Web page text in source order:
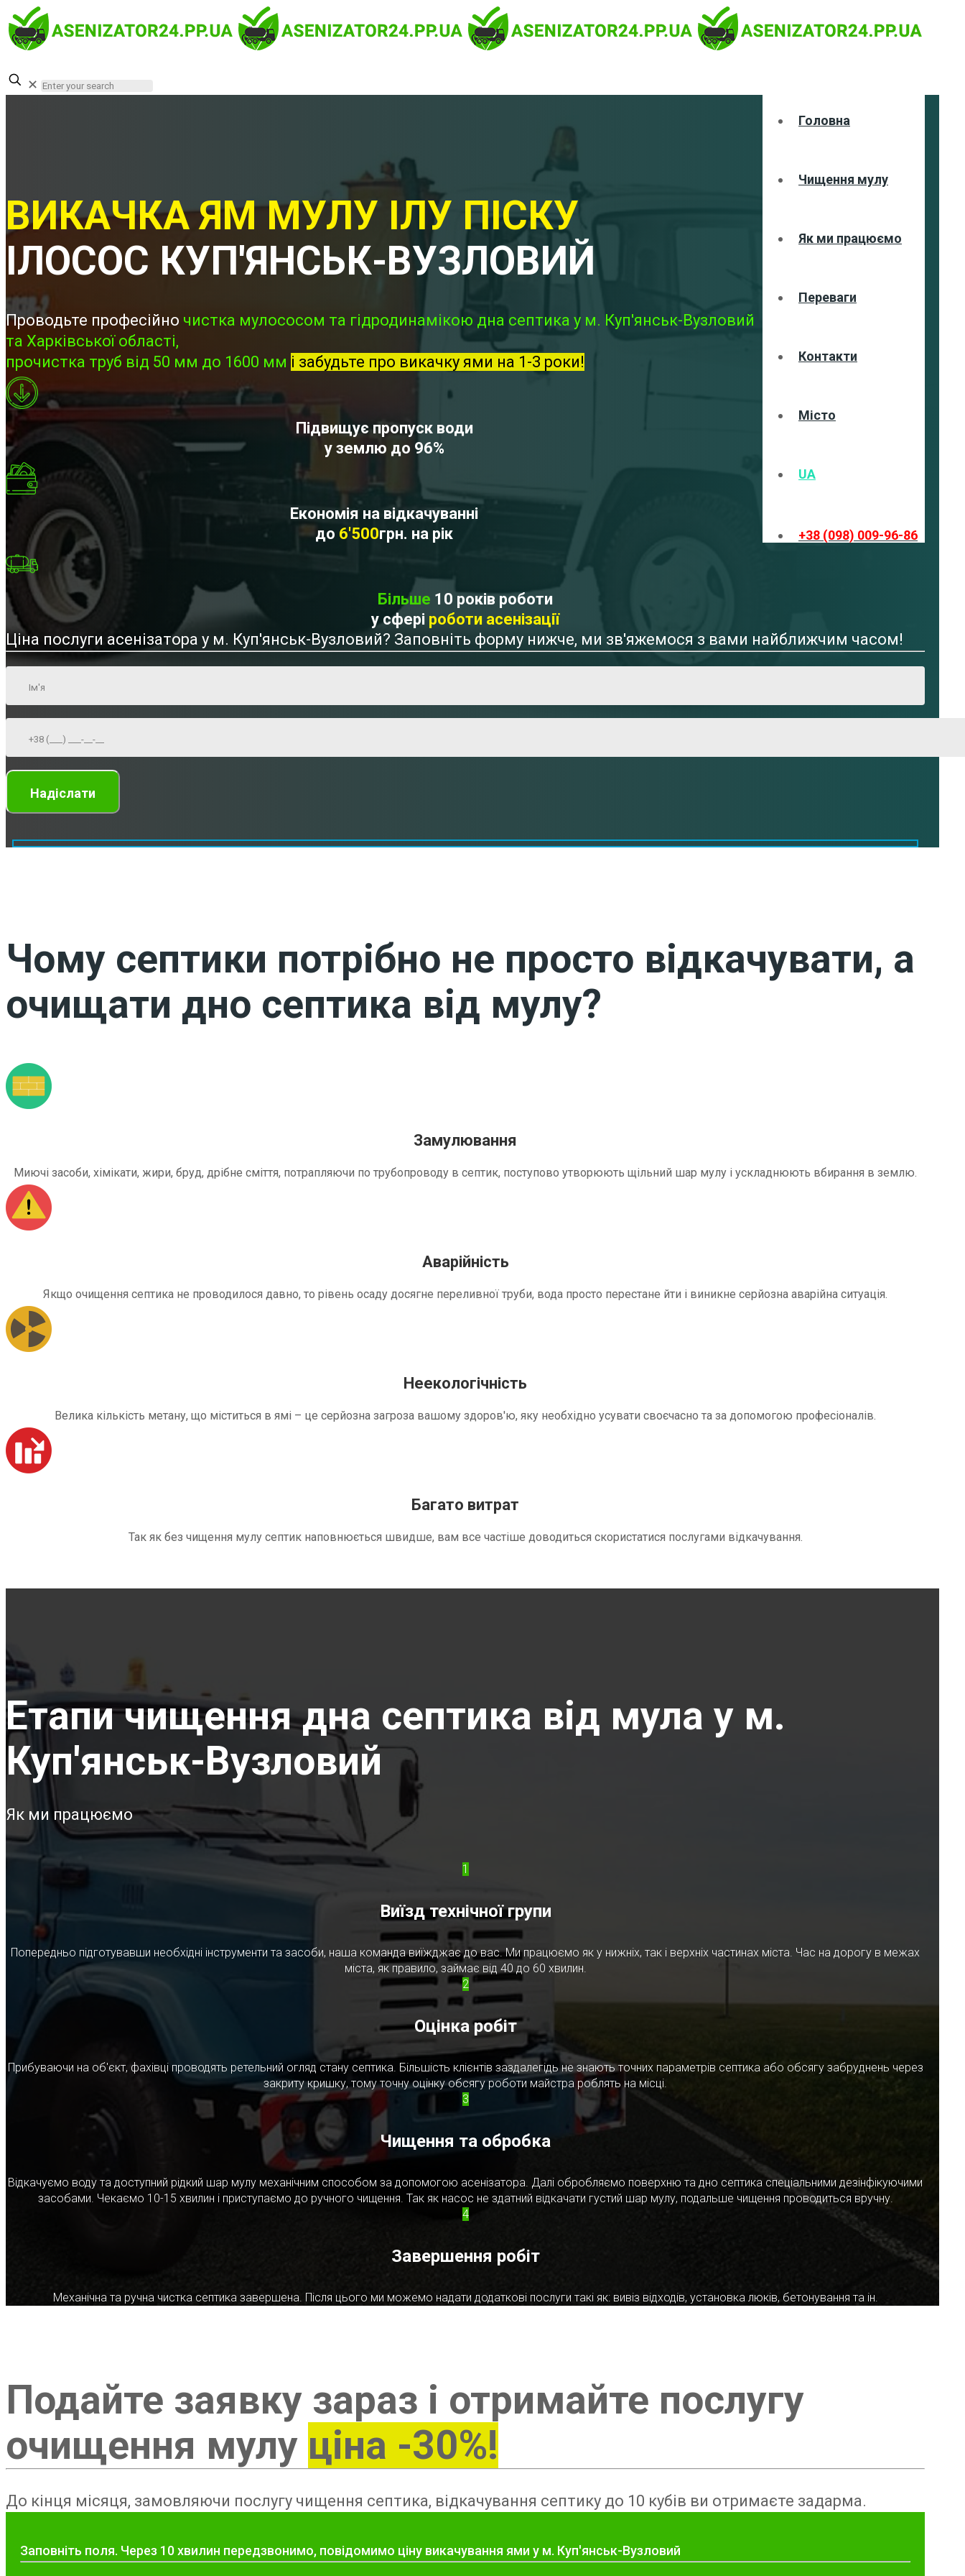
Головна
Чищення мулу
Як ми працюємо
Переваги
Контакти
Місто
UA
+38 (098) 009-96-86
✕
ВИКАЧКА ЯМ МУЛУ ІЛУ ПІСКУ
ІЛОСОС КУП'ЯНСЬК-ВУЗЛОВИЙ
Проводьте професійно чистка мулососом та гідродинамікою дна септика у м. Куп'янськ-Вузловий
та Харківської області,
прочистка труб від 50 мм до 1600 мм і забудьте про викачку ями на 1-3 роки!
Підвищує пропуск води
у землю до 96%
Економія на відкачуванні
до 6'500грн. на рік
Більше 10 років роботи
у сфері роботи асенізації
Ціна послуги асенізатора у м. Куп'янськ-Вузловий? Заповніть форму нижче, ми зв'яжемося з вами найближчим часом!
Чому септики потрібно не просто відкачувати, а
очищати дно септика від мулу?
Замулювання
Миючі засоби, хімікати, жири, бруд, дрібне сміття, потрапляючи по трубопроводу в септик, поступово утворюють щільний шар мулу і ускладнюють вбирання в землю.
Аварійність
Якщо очищення септика не проводилося давно, то рівень осаду досягне переливної труби, вода просто перестане йти і виникне серйозна аварійна ситуація.
Неекологічність
Велика кількість метану, що міститься в ямі – це серйозна загроза вашому здоров'ю, яку необхідно усувати своєчасно та за допомогою професіоналів.
Багато витрат
Так як без чищення мулу септик наповнюється швидше, вам все частіше доводиться скористатися послугами відкачування.
Етапи чищення дна септика від мула у м.
Куп'янськ-Вузловий
Як ми працюємо
1
Виїзд технічної групи
Попередньо підготувавши необхідні інструменти та засоби, наша команда виїжджає до вас. Ми працюємо як у нижніх, так і верхніх частинах міста. Час на дорогу в межах
міста, як правило, займає від 40 до 60 хвилин.
2
Оцінка робіт
Прибуваючи на об'єкт, фахівці проводять ретельний огляд стану септика. Більшість клієнтів заздалегідь не знають точних параметрів септика або обсягу забруднень через
закриту кришку, тому точну оцінку обсягу роботи майстра роблять на місці.
3
Чищення та обробка
Відкачуємо воду та доступний рідкий шар мулу механічним способом за допомогою асенізатора. Далі обробляємо поверхню та дно септика спеціальними дезінфікуючими
засобами. Чекаємо 10-15 хвилин і приступаємо до ручного чищення. Так як насос не здатний відкачати густий шар мулу, подальше чищення проводиться вручну.
4
Завершення робіт
Механічна та ручна чистка септика завершена. Після цього ми можемо надати додаткові послуги такі як: вивіз відходів, установка люків, бетонування та ін.
Подайте заявку зараз і отримайте послугу
очищення мулу ціна -30%!
До кінця місяця, замовляючи послугу чищення септика, відкачування септику до 10 кубів ви отримаєте задарма.
Заповніть поля. Через 10 хвилин передзвонимо, повідомимо ціну викачування ями у м. Куп'янськ-Вузловий